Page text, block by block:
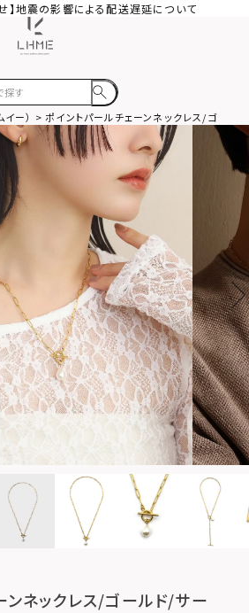
】地震の影響による配送遅延について
ー） ポイントパールチェーンネックレス/ゴール
ンネックレス/ゴールド/サー